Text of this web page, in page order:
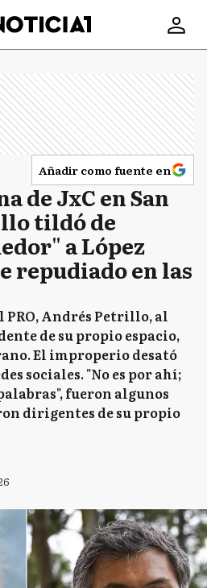
Añadir como fuente en
de JxC en San
tildó de
a López
repudiado en las
Andrés Petrillo, al
de su propio espacio,
El improperio desató
sociales. "No es por ahí;
fueron algunos
dirigentes de su propio